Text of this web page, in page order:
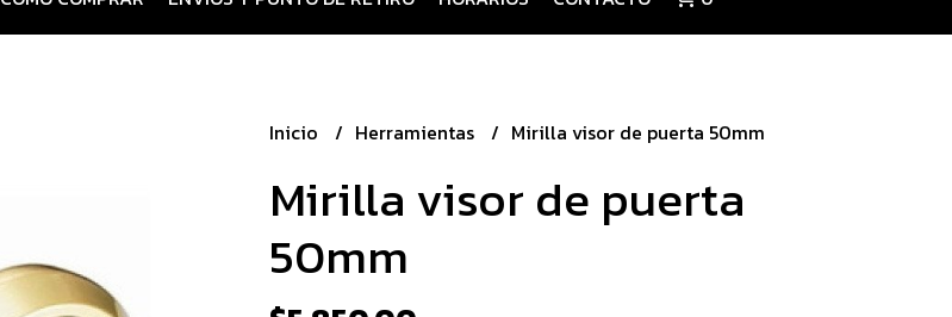
Inicio Herramientas Mirilla visor de puerta 50mm
Mirilla visor de puerta
50mm